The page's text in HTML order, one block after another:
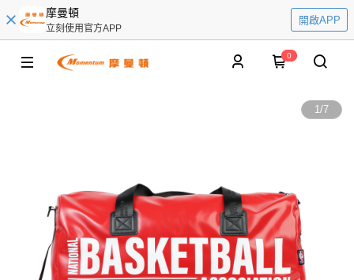
摩曼頓
立刻使用官方APP
開啟APP
0
1/7